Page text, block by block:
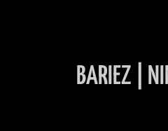
BARIEZ |